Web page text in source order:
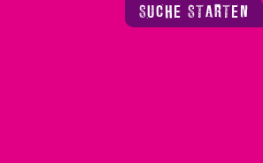
SUCHE STARTEN